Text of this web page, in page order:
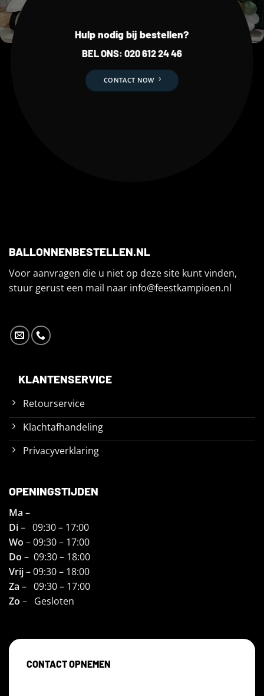
Hulp nodig bij bestellen?
BEL ONS: 020 612 24 46
CONTACT NOW
BALLONNENBESTELLEN.NL
Voor aanvragen die u niet op deze site kunt vinden,
stuur gerust een mail naar info@feestkampioen.nl
KLANTENSERVICE
Retourservice
Klachtafhandeling
Privacyverklaring
OPENINGSTIJDEN
Ma –
Di– 09:30 – 17:00
Wo – 09:30 – 17:00
Do – 09:30 – 18:00
Vrij– 09:30 – 18:00
Za – 09:30 – 17:00
Zo – Gesloten
CONTACT OPNEMEN